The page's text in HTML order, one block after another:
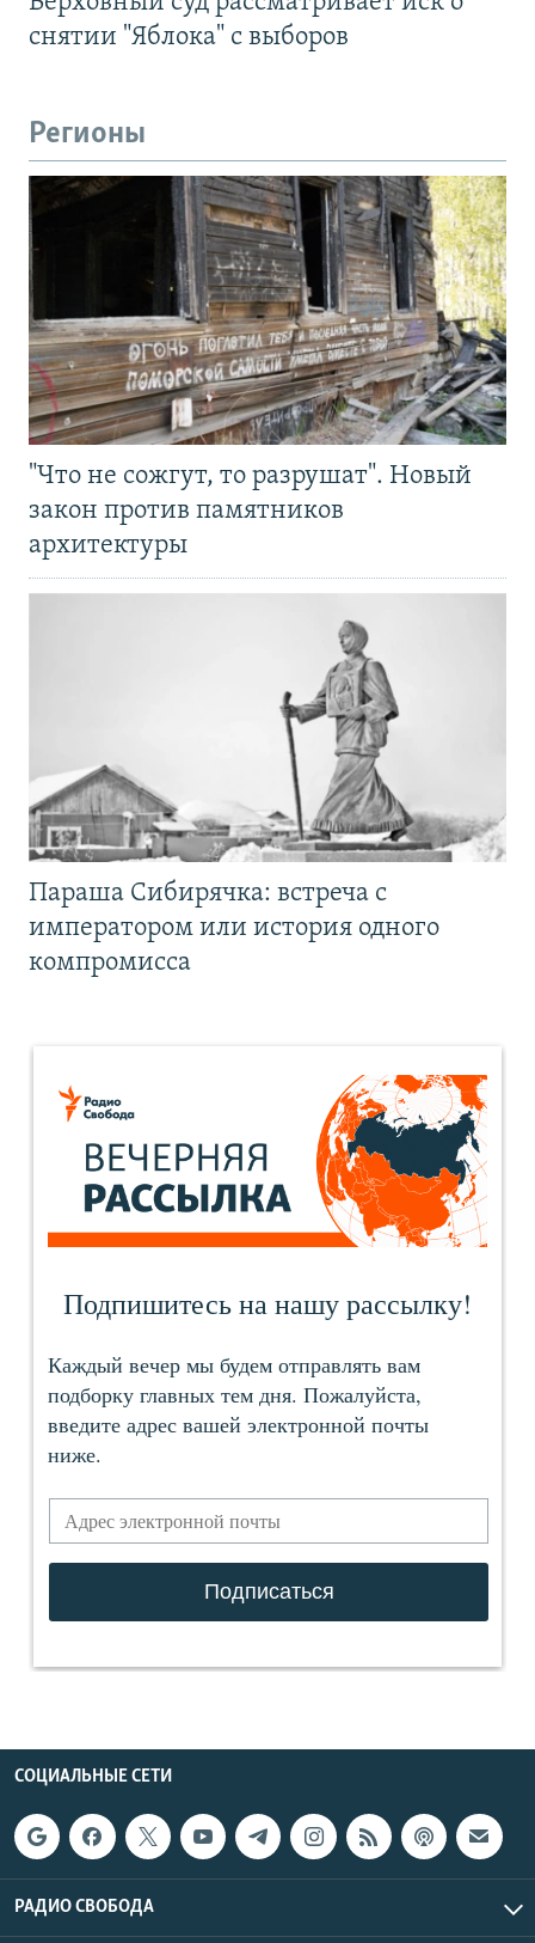
снятии "Яблока" с выборов
Регионы
"Что не сожгут, то разрушат". Новый
закон против памятников
архитектуры
Параша Сибирячка: встреча с
императором или история одного
компромисса
СОЦИАЛЬНЫЕ СЕТИ
РАДИО СВОБОДА